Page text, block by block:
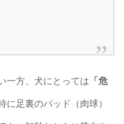
一方、犬にとっては 「危
に足裏のパッド（肉球）